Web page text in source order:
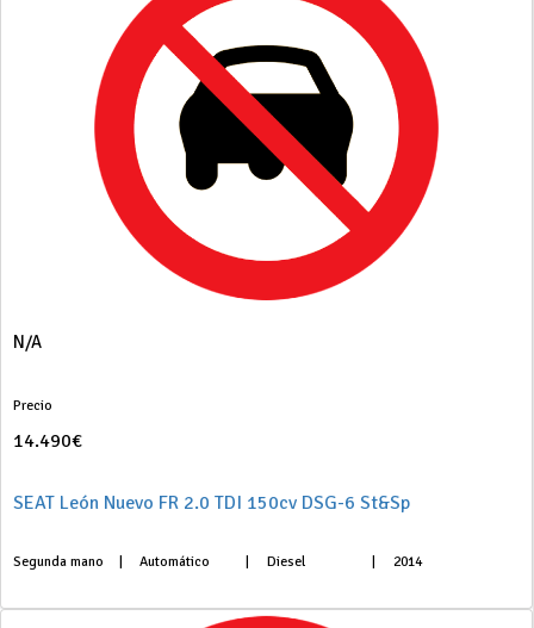
N/A
Precio
14.490€
SEAT León Nuevo FR 2.0 TDI 150cv DSG-6 St&Sp
Segunda mano Automático Diesel 2014